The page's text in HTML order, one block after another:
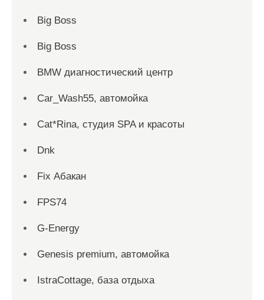
Big Boss
Big Boss
BMW диагностический центр
Car_Wash55, автомойка
Cat*Rina, студия SPA и красоты
Dnk
Fix Абакан
FPS74
G-Energy
Genesis premium, автомойка
IstraCottage, база отдыха